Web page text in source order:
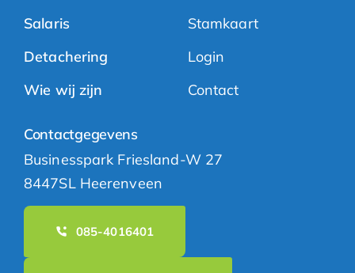
Salaris
Detachering
Wie wij zijn
Stamkaart
Login
Contact
Contactgegevens
Businesspark Friesland-W 27
8447SL Heerenveen
085-4016401